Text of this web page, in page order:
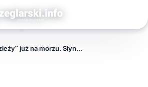
„Dar Młodzieży” już na morzu. Słynny żaglowiec wyruszył w swój ostatni wielki rejs